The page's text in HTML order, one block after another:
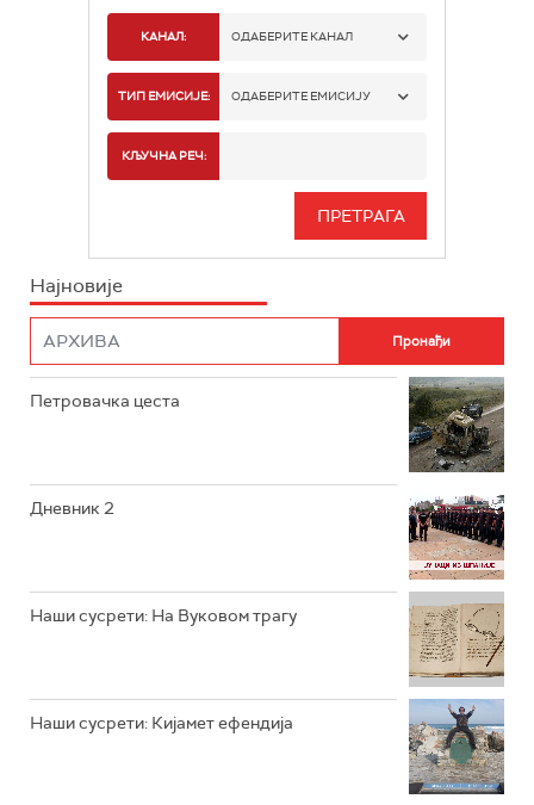
КАНАЛ: ОДАБЕРИТЕ КАНАЛ
РТС 1
РТС 3
ТИП ЕМИСИЈЕ: ОДАБЕРИТЕ ЕМИСИЈУ
ИНФО
КЉУЧНА РЕЧ:
Најновије
Петровачка цеста
Дневник 2
Наши сусрети: На Вуковом трагу
Наши сусрети: Кијамет ефендија